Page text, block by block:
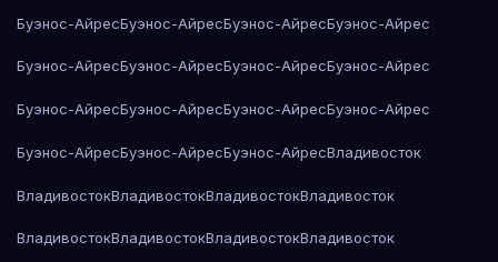
Буэнос-АйресБуэнос-АйресБуэнос-АйресБуэнос-Айрес
Буэнос-АйресБуэнос-АйресБуэнос-АйресБуэнос-Айрес
Буэнос-АйресБуэнос-АйресБуэнос-АйресБуэнос-Айрес
Буэнос-АйресБуэнос-АйресБуэнос-АйресВладивосток
ВладивостокВладивостокВладивостокВладивосток
ВладивостокВладивостокВладивостокВладивосток